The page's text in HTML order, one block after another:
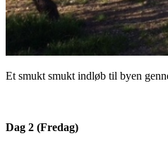
Et smukt smukt indløb til byen
Dag 2 (Fredag)